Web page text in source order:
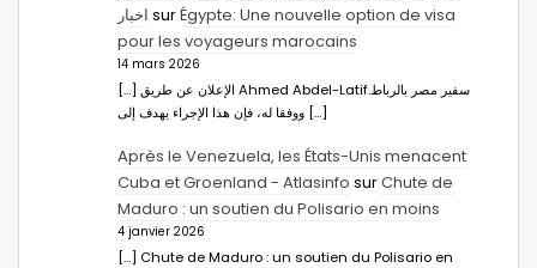
اخبار surÉgypte: Une nouvelle option de visa
pour les voyageurs marocains
14 mars 2026
[…] الإعلان عن طريق Ahmed Abdel-Latifسفير مصر بالرباط.
ووفقا له، فإن هذا الإجراء يهدف إلى […]
Après le Venezuela, les États-Unis menacent
Cuba et Groenland - Atlasinfo surChute de
Maduro : un soutien du Polisario en moins
4 janvier 2026
[…] Chute de Maduro : un soutien du Polisario en